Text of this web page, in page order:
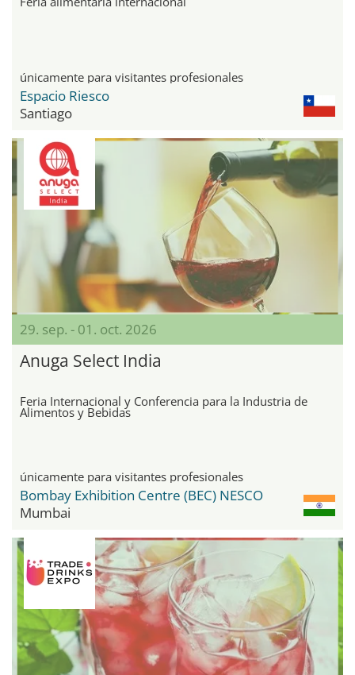
únicamente para visitantes profesionales
Espacio Riesco
Santiago
29. sep. - 01. oct. 2026
Anuga Select India
Feria Internacional y Conferencia para la Industria de
Alimentos y Bebidas
únicamente para visitantes profesionales
Bombay Exhibition Centre (BEC) NESCO
Mumbai